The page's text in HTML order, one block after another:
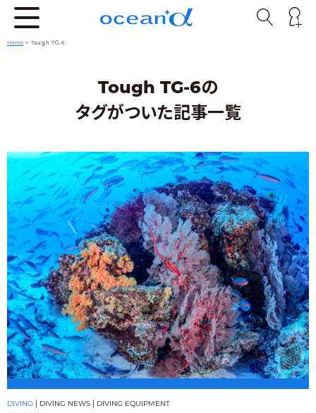
Home > Tough TG-6
Tough TG-6の
タグがついた記事一覧
DIVING | DIVING NEWS | DIVING EQUIPMENT